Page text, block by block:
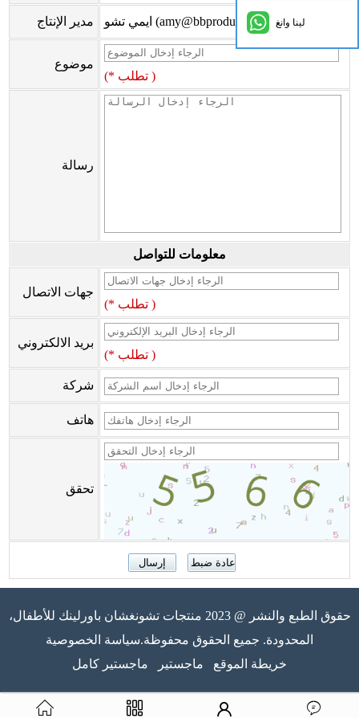
مدير الإنتاج ايمي تشو (amy@bbproducts-powerlink.com.cn)
موضوع
(* تطلب )
رسالة
معلومات للتواصل
جهات الاتصال
(* تطلب )
بريد الالكتروني
(* تطلب )
شركة
هاتف
تحقق
حقوق الطبع والنشر @ 2023 منتجات تشونغشان باورلينك للأطفال،
المحدودة. جميع الحقوق محفوظة.سياسة الخصوصية
خريطة الموقع
ماجستير ماجستير كامل
لينا وانغ